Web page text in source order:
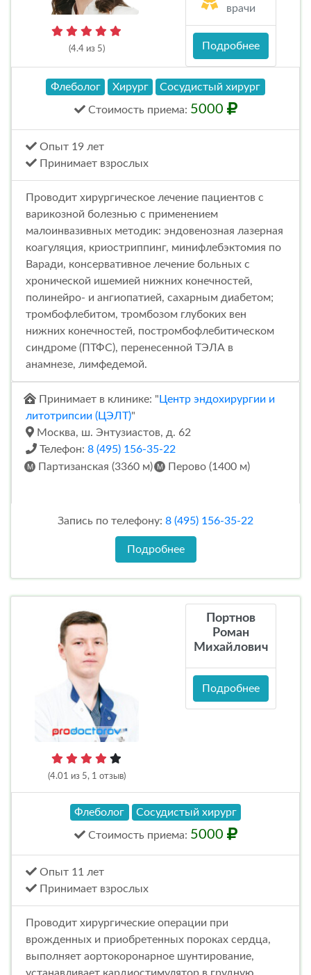
(4.4 из 5)
врачи
Подробнее
Флеболог Хирург Сосудистый хирург
Стоимость приема: 5000
Опыт 19 лет
Принимает взрослых
Проводит хирургическое лечение пациентов с
варикозной болезнью с применением
малоинвазивных методик: эндовенозная лазерная
коагуляция, криостриппинг, минифлебэктомия по
Варади, консервативное лечение больных с
хронической ишемией нижних конечностей,
полинейро- и ангиопатией, сахарным диабетом;
тромбофлебитом, тромбозом глубоких вен
нижних конечностей, постромбофлебитическом
синдроме (ПТФС), перенесенной ТЭЛА в
анамнезе, лимфедемой.
Принимает в клинике: " Центр эндохирургии и
литотрипсии (ЦЭЛТ)"
Москва, ш. Энтузиастов, д. 62
Телефон: 8 (495) 156-35-22
Партизанская (3360 м)
Перово (1400 м)
Запись по телефону: 8 (495) 156-35-22
Подробнее
(4.01 из 5, 1 отзыв)
Портнов
Роман
Михайлович
Подробнее
Флеболог Сосудистый хирург
Стоимость приема: 5000
Опыт 11 лет
Принимает взрослых
Проводит хирургические операции при
врожденных и приобретенных пороках сердца,
выполняет аортокоронарное шунтирование,